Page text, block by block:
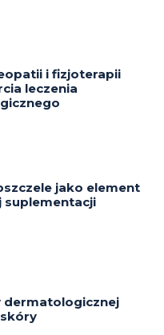
i fizjoterapii
leczenia
jako element
suplementacji
dermatologicznej